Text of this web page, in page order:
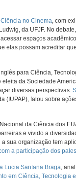
Ciência no Cinema, com
da UFJF. No
espaços
elas possam acreditar
para Ciência,
da Sociedade
diversas perspectivas.
(IUPAP), falou sobre
da Ciência dos
e vivido a
sua organização tem
a participação dos
Lucia Santana Braga,
em Ciência, Tecnologia